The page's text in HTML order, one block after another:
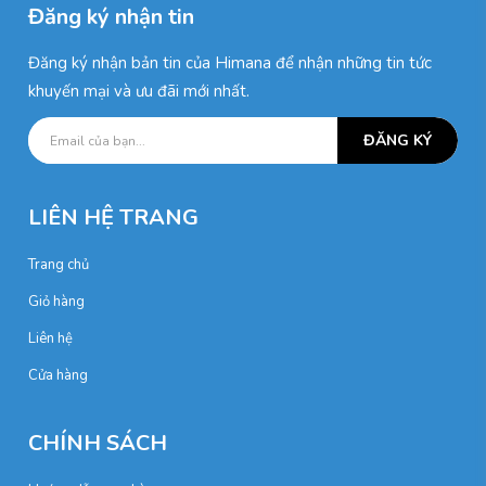
Đăng ký nhận tin
Đăng ký nhận bản tin của Himana để nhận những tin tức
khuyến mại và ưu đãi mới nhất.
ĐĂNG KÝ
LIÊN HỆ TRANG
Trang chủ
Giỏ hàng
Liên hệ
Cửa hàng
CHÍNH SÁCH